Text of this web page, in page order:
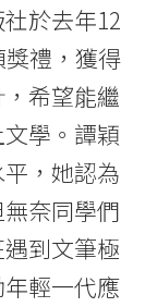
於去年12
禮，獲得
希望能繼
學。譚穎
，她認為
奈同學們
到文筆極
輕一代應